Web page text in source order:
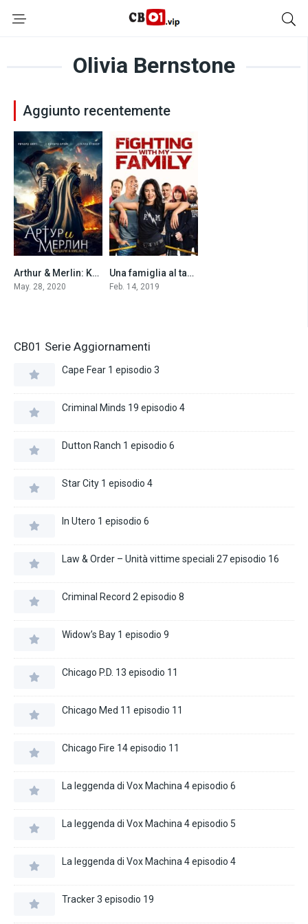
Olivia Bernstone
Aggiunto recentemente
7.7Arthur & Merlin: Knights of Camelot (2020)
May. 28, 2020
7.2
Una famiglia al tappeto (2019)
Feb. 14, 2019
CB01 Serie Aggiornamenti
Cape Fear 1 episodio 3
Criminal Minds 19 episodio 4
Dutton Ranch 1 episodio 6
Star City 1 episodio 4
In Utero 1 episodio 6
Law & Order – Unità vittime speciali 27 episodio 16
Criminal Record 2 episodio 8
Widow’s Bay 1 episodio 9
Chicago P.D. 13 episodio 11
Chicago Med 11 episodio 11
Chicago Fire 14 episodio 11
La leggenda di Vox Machina 4 episodio 6
La leggenda di Vox Machina 4 episodio 5
La leggenda di Vox Machina 4 episodio 4
Tracker 3 episodio 19